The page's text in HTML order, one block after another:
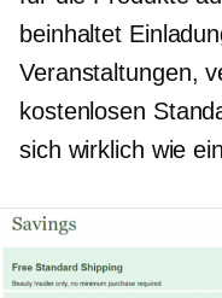
beinhaltet
Veranstaltungen,
kostenlosen
sich wirklich wie